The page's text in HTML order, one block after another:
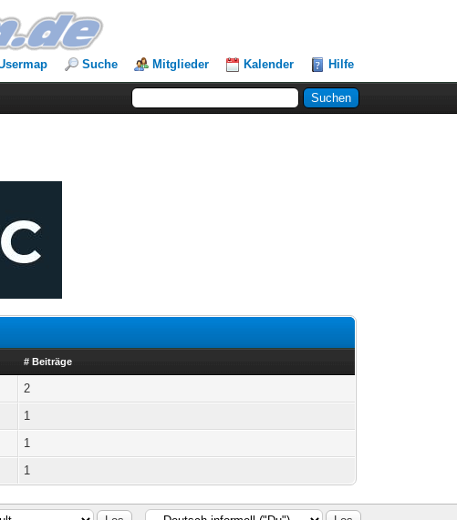
Suche Mitglieder Kalender Hilfe
# Beiträge
2
1
1
1